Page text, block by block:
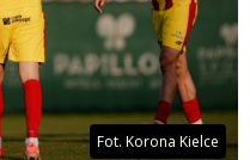
Fot. Korona Kielce